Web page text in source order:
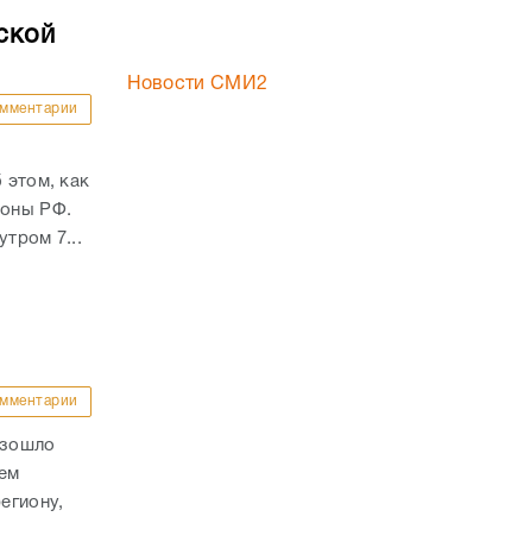
этом, как
РФ.
7...
Новости СМИ2